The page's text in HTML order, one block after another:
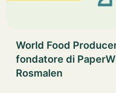
World Food
fondatore di
Rosmalen